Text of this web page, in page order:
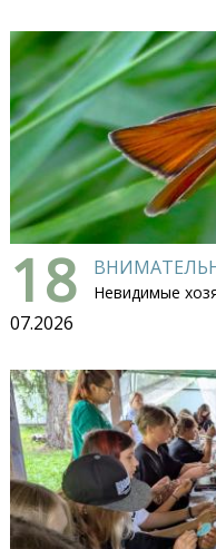
18
07.2026
Невидимые